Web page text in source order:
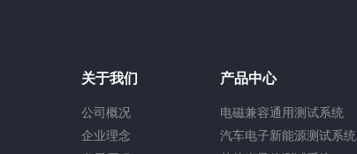
关于我们
公司概况
企业理念
产品中心
电磁兼容通用测试系统
汽车电子新能源测试系统